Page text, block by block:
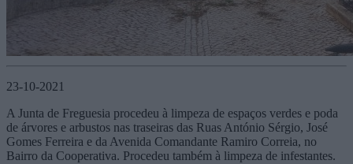
23-10-2021
A Junta de Freguesia procedeu à limpeza de espaços verdes e poda
de árvores e arbustos nas traseiras das Ruas António Sérgio, José
Gomes Ferreira e da Avenida Comandante Ramiro Correia, no
Bairro da Cooperativa. Procedeu também à limpeza de infestantes.